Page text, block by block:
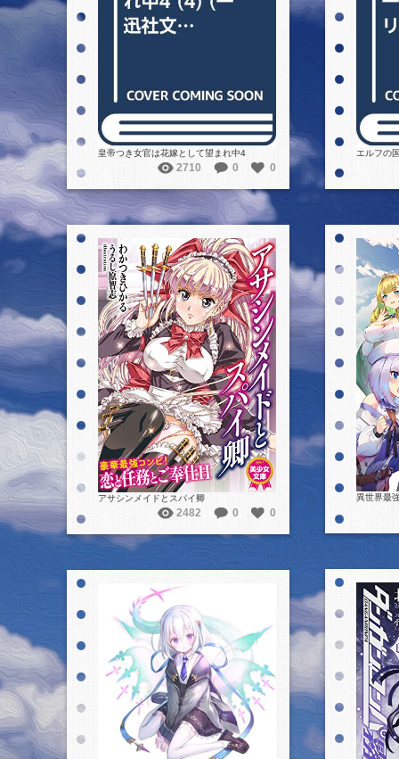
詳細を見る
皇帝つき女官は花嫁として望まれ中4
2710 0 0
エルフの
詳細を見る
アサシンメイドとスパイ卿
2482 0 0
異世界最
詳細を見る